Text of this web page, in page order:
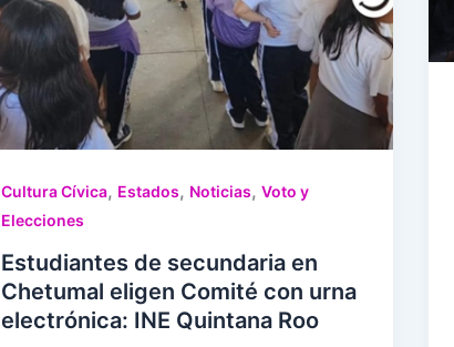
Cultura Cívica, Estados, Noticias, Voto y
Elecciones
Estudiantes de secundaria en
Chetumal eligen Comité con urna
electrónica: INE Quintana Roo